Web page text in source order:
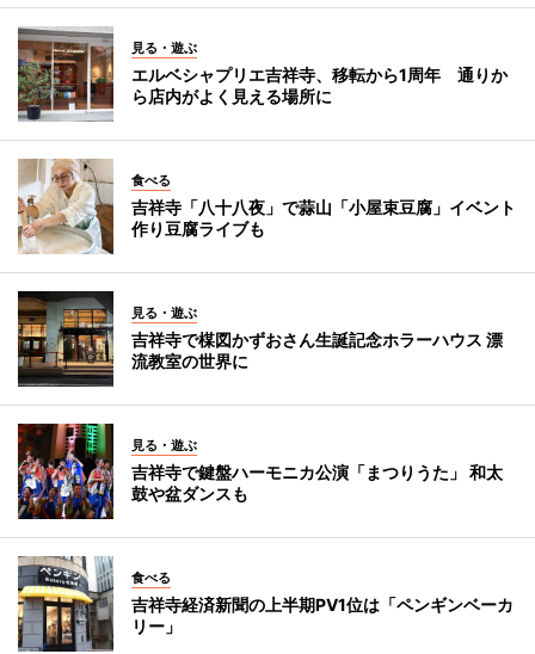
見る・遊ぶ
エルベシャプリエ吉祥寺、移転から1周年 通りか
ら店内がよく見える場所に
食べる
吉祥寺「八十八夜」で蒜山「小屋束豆腐」イベント
作り豆腐ライブも
見る・遊ぶ
吉祥寺で楳図かずおさん生誕記念ホラーハウス 漂
流教室の世界に
見る・遊ぶ
吉祥寺で鍵盤ハーモニカ公演「まつりうた」 和太
鼓や盆ダンスも
食べる
吉祥寺経済新聞の上半期PV1位は「ペンギンベーカ
リー」